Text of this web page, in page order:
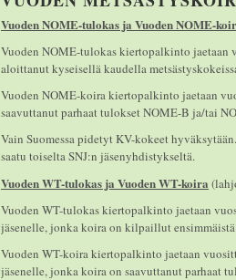
Vuoden NOME-tulokas ja Vuoden NOME-
Vuoden NOME-tulokas kiertopalkinto
aloittanut kyseisellä kaudella
Vuoden NOME-koira kiertopalkinto jaetaan
saavuttanut parhaat tulokset NOME-B ja/tai
Vain Suomessa pidetyt KV-kokeet
saatu toiselta SNJ:n jäsenyhdistykseltä.
Vuoden WT-tulokas ja Vuoden WT-koira
Vuoden WT-tulokas kiertopalkinto jaetaan
jäsenelle, jonka koira on kilpaillut
Vuoden WT-koira kiertopalkinto jaetaan
jäsenelle, jonka koira on saavuttanut parhaat